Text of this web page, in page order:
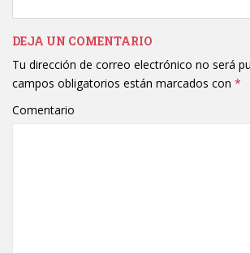
DEJA UN COMENTARIO
Tu dirección de correo electrónico no será
campos obligatorios están marcados con *
Comentario